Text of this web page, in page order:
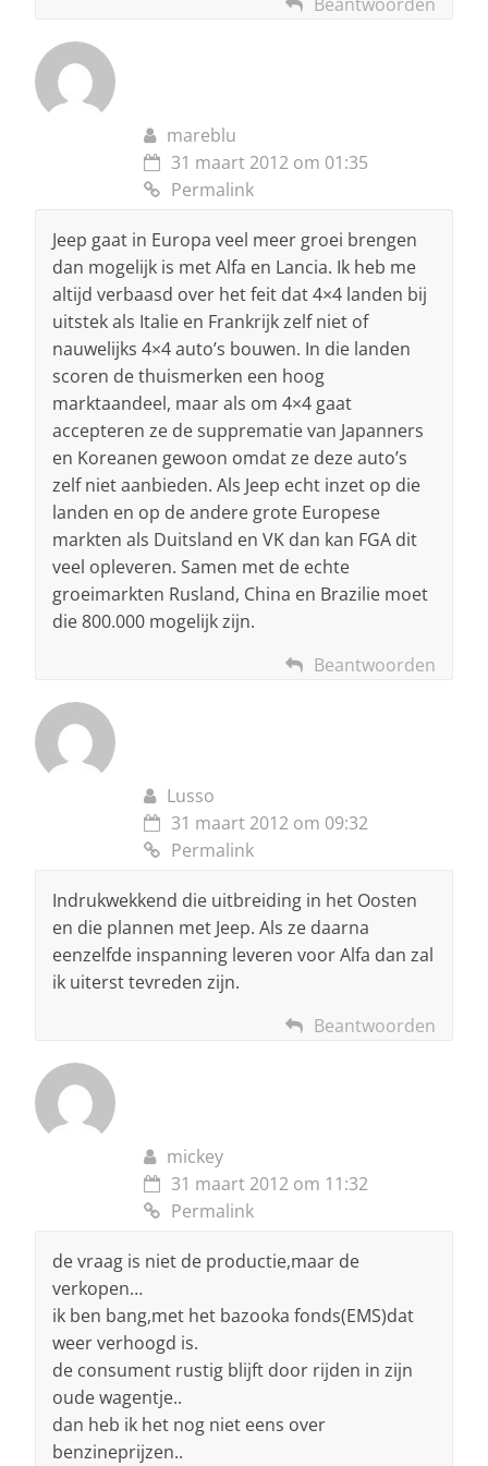
mareblu
31 maart 2012 om 01:35
Permalink
Jeep gaat in Europa veel meer groei brengen
dan mogelijk is met Alfa en Lancia. Ik heb me
altijd verbaasd over het feit dat 4×4 landen bij
uitstek als Italie en Frankrijk zelf niet of
nauwelijks 4×4 auto’s bouwen. In die landen
scoren de thuismerken een hoog
marktaandeel, maar als om 4×4 gaat
accepteren ze de supprematie van Japanners
en Koreanen gewoon omdat ze deze auto’s
zelf niet aanbieden. Als Jeep echt inzet op die
landen en op de andere grote Europese
markten als Duitsland en VK dan kan FGA dit
veel opleveren. Samen met de echte
groeimarkten Rusland, China en Brazilie moet
die 800.000 mogelijk zijn.
Beantwoorden
Lusso
31 maart 2012 om 09:32
Permalink
Indrukwekkend die uitbreiding in het Oosten
en die plannen met Jeep. Als ze daarna
eenzelfde inspanning leveren voor Alfa dan zal
ik uiterst tevreden zijn.
Beantwoorden
mickey
31 maart 2012 om 11:32
Permalink
de vraag is niet de productie,maar de
verkopen…
ik ben bang,met het bazooka fonds(EMS)dat
weer verhoogd is.
de consument rustig blijft door rijden in zijn
oude wagentje..
dan heb ik het nog niet eens over
benzineprijzen..